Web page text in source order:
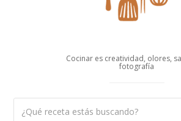
Cocinar es creatividad, olores,
fotografía